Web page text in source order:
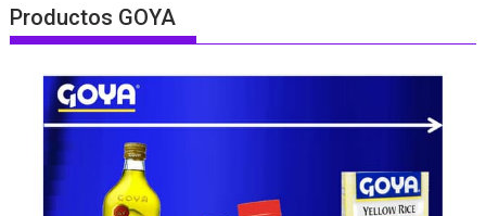
Productos GOYA